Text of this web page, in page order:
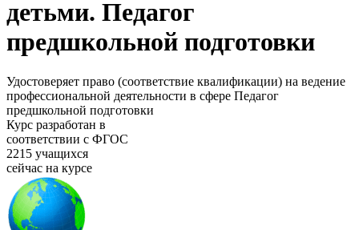
детьми. Педагог
предшкольной подготовки
Удостоверяет право (соответствие квалификации) на ведение
профессиональной деятельности в сфере Педагог
предшкольной подготовки
Курс разработан в
соответствии с ФГОС
2215 учащихся
сейчас на курсе